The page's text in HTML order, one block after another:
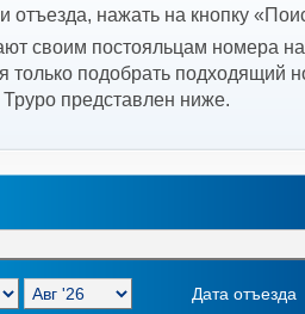
отъезда, нажать на кнопку
своим постояльцам номера
только подобрать подходящий
представлен ниже.
Дата отъезда